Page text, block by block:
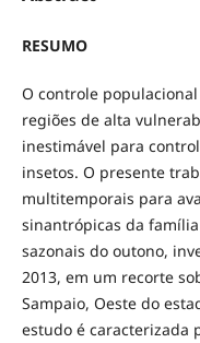
RESUMO
O controle
regiões de alta
inestimável para
insetos. O presente
multitemporais para
sinantrópicas da
sazonais do outono,
2013, em um recorte
Sampaio, Oeste do
estudo é caracterizada